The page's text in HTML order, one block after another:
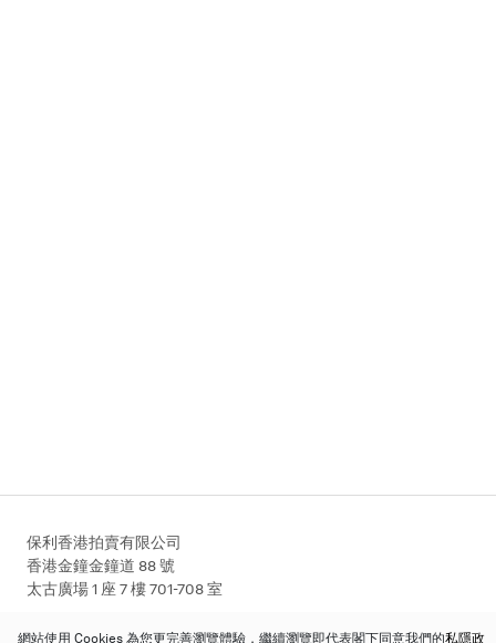
網站使用 Cookies 為您更完善瀏覽體驗，繼續瀏覽即代表閣下同意我們的私隱政
保利香港拍賣有限公司
香港金鐘金鐘道 88 號
太古廣場 1 座 7 樓 701-708 室
Follow us on